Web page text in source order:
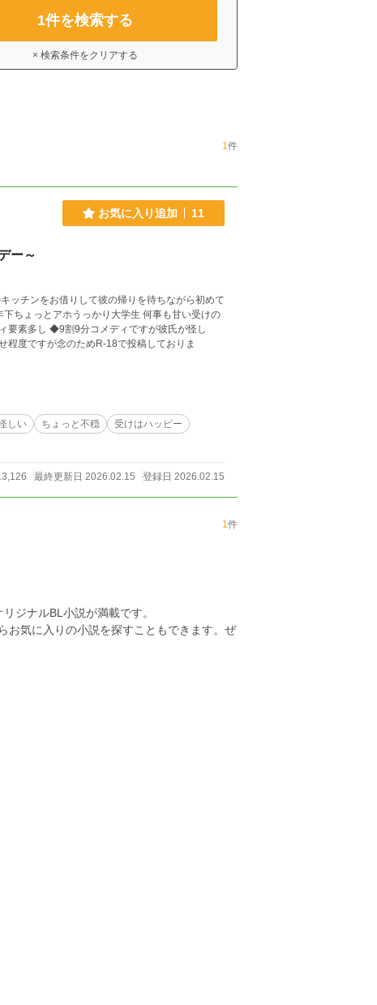
1件を検索する
× 検索条件をクリアする
1件
お気に入り追加 11
ー～
ッチンをお借りして彼の帰りを待ちながら初めて
度ですが念のためR-18で投稿しておりま
しい ちょっと不穏
受けはハッピー
最終更新日 2026.02.15 登録日 2026.02.15
1件
ジナルBL小説が満載です。
お気に入りの小説を探すこともできます。ぜ